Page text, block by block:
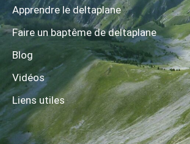
Apprendre le deltaplane
Faire un baptême de deltaplane
Blog
Vidéos
Liens utiles